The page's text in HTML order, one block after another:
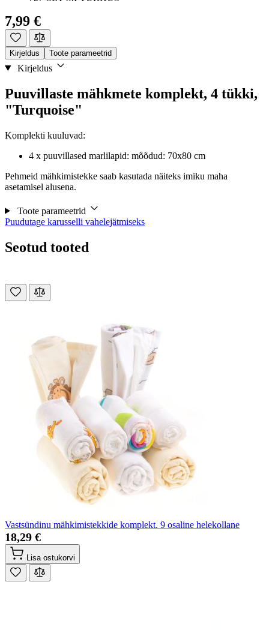
7,99 €
Kirjeldus Toote parameetrid
Kirjeldus
Puuvillaste mähkmete komplekt, 4 tükki,
"Turquoise"
Komplekti kuuluvad:
4 x puuvillased marlilapid: mõõdud: 70x80 cm
Pehmeid mähkimistekke saab kasutada näiteks imiku maha
asetamisel alusena.
Toote parameetrid
Puudutage karusselli vahelejätmiseks
Seotud tooted
Vastsündinu mähkimistekkide komplekt. 9 osaline helekollane
18,29 €
Lisa ostukorvi